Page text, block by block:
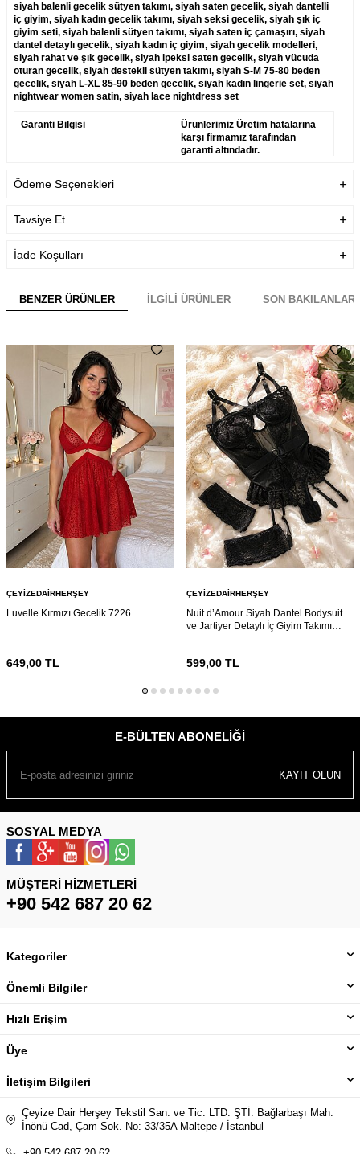
siyah balenli gecelik sütyen takımı, siyah saten gecelik, siyah dantelli
iç giyim, siyah kadın gecelik takımı, siyah seksi gecelik, siyah şık iç
giyim seti, siyah balenli sütyen takımı, siyah saten iç çamaşırı, siyah
dantel detaylı gecelik, siyah kadın iç giyim, siyah gecelik modelleri,
siyah rahat ve şık gecelik, siyah ipeksi saten gecelik, siyah vücuda
oturan gecelik, siyah destekli sütyen takımı, siyah S-M 75-80 beden
gecelik, siyah L-XL 85-90 beden gecelik, siyah kadın lingerie set, siyah
nightwear women satin, siyah lace nightdress set
Garanti Bilgisi
Ürünlerimiz Üretim hatalarına
karşı firmamız tarafından
garanti altındadır.
Ödeme Seçenekleri
Tavsiye Et
İade Koşulları
BENZER ÜRÜNLER İLGILI ÜRÜNLER SON BAKILANLAR
ÇEYIZEDAIRHERŞEY
Luvelle Kırmızı Gecelik 7226
649,00 TL
ÇEYIZEDAIRHERŞEY
Nuit d’Amour Siyah Dantel Bodysuit
ve Jartiyer Detaylı İç Giyim Takımı
599,00TL
E-BÜLTEN ABONELIĞI
KAYIT OLUN
SOSYAL MEDYA
MÜŞTERI HIZMETLERI
+90 542 687 20 62
Kategoriler
Önemli Bilgiler
Hızlı Erişim
Üye
İletişim Bilgileri
Çeyize Dair Herşey Tekstil San. ve Tic. LTD. ŞTİ. Bağlarbaşı Mah.
İnönü Cad, Çam Sok. No: 33/35A Maltepe / İstanbul